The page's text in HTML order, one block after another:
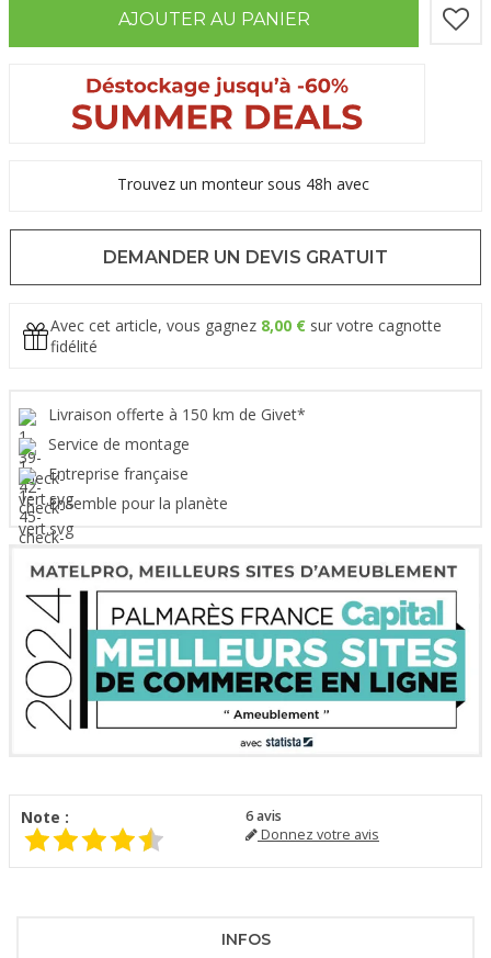
AJOUTER AU PANIER
Trouvez un monteur sous 48h avec
DEMANDER UN DEVIS GRATUIT
Avec cet article, vous gagnez 8,00 € sur votre cagnotte
fidélité
Livraison offerte à 150 km de Givet*
Service de montage
Entreprise française
Ensemble pour la planète
Note : 6avis
Donnez votre avis
INFOS